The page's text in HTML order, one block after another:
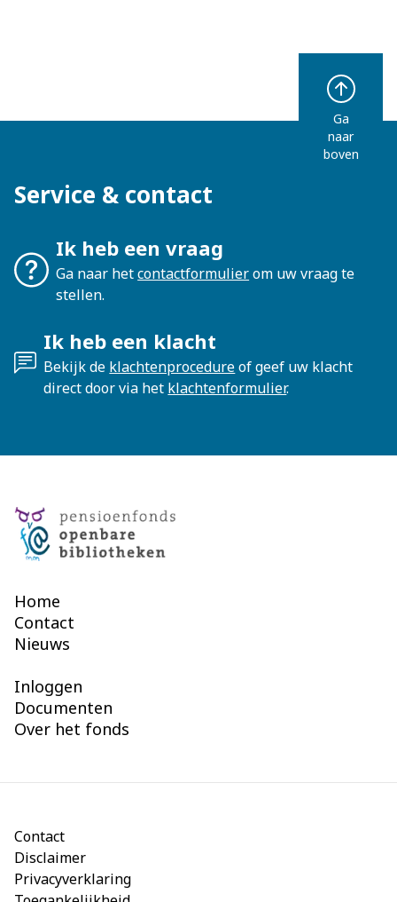
Ga
naar
boven
Service & contact
Ik heb een vraag
Ga naar hetcontactformulierom uw vraag te
stellen.
Ik heb een klacht
Bekijk de klachtenprocedureof geef uw klacht
direct door via het klachtenformulier.
Home
Contact
Nieuws
Inloggen
Documenten
Over het fonds
Contact
Disclaimer
Privacyverklaring